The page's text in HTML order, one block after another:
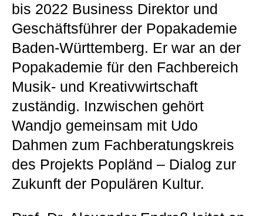
bis 2022 Business Direktor und
Geschäftsführer der Popakademie
Baden-Württemberg. Er war an der
Popakademie für den Fachbereich
Musik- und Kreativwirtschaft
zuständig. Inzwischen gehört
Wandjo gemeinsam mit Udo
Dahmen zum Fachberatungskreis
des Projekts Popländ – Dialog zur
Zukunft der Populären Kultur.